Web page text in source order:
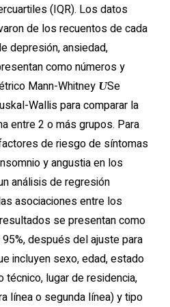
(IQR). Los datos
de los recuentos de cada
depresión, ansiedad,
como números y
Mann-Whitney USe
Wallis para comparar la
entre 2 o más grupos. Para
de riesgo de síntomas
y angustia en los
análisis de regresión
asociaciones entre los
se presentan como
después del ajuste para
incluyen sexo, edad, estado
técnico, lugar de residencia,
línea o segunda línea) y tipo